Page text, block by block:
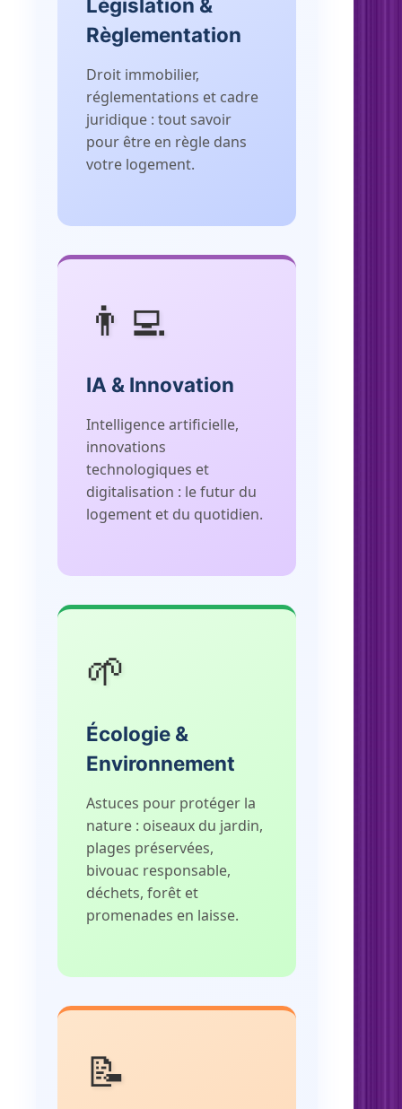
Législation &
Règlementation
Droit immobilier,
réglementations et cadre
juridique : tout savoir
pour être en règle dans
votre logement.
👨‍💻
IA & Innovation
Intelligence artificielle,
innovations
technologiques et
digitalisation : le futur du
logement et du quotidien.
🌱
Écologie &
Environnement
Astuces pour protéger la
nature : oiseaux du jardin,
plages préservées,
bivouac responsable,
déchets, forêt et
promenades en laisse.
📝